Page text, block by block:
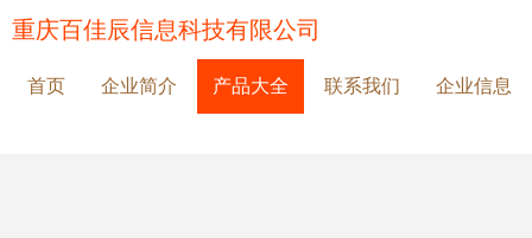
重庆百佳辰信息科技有限公司
首页 企业简介 产品大全 联系我们 企业信息